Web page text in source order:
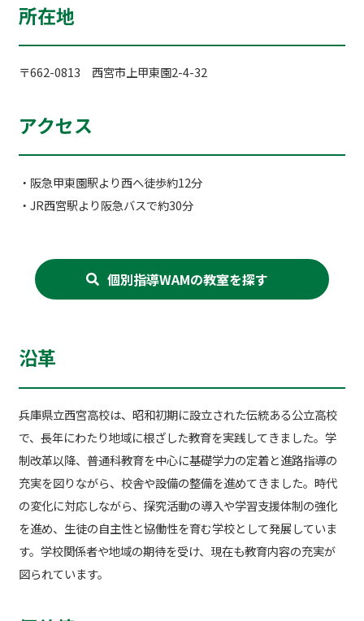
所在地
〒662-0813 西宮市上甲東園2-4-32
アクセス
・阪急甲東園駅より西へ徒歩約12分
・JR西宮駅より阪急バスで約30分
個別指導WAMの教室を探す
沿革
兵庫県立西宮高校は、昭和初期に設立された伝統ある公立高校
で、長年にわたり地域に根ざした教育を実践してきました。学
制改革以降、普通科教育を中心に基礎学力の定着と進路指導の
充実を図りながら、校舎や設備の整備を進めてきました。時代
の変化に対応しながら、探究活動の導入や学習支援体制の強化
を進め、生徒の自主性と協働性を育む学校として発展していま
す。学校関係者や地域の期待を受け、現在も教育内容の充実が
図られています。